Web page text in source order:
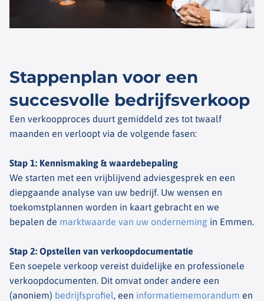
Stappenplan voor een
succesvolle bedrijfsverkoop
Een verkoopproces duurt gemiddeld zes tot twaalf
maanden en verloopt via de volgende fasen:
Stap 1: Kennismaking & waardebepaling
We starten met een vrijblijvend adviesgesprek en een
diepgaande analyse van uw bedrijf. Uw wensen en
toekomstplannen worden in kaart gebracht en we
bepalen de marktwaarde van uw onderneming in Emmen.
Stap 2: Opstellen van verkoopdocumentatie
Een soepele verkoop vereist duidelijke en professionele
verkoopdocumenten. Dit omvat onder andere een
(anoniem) bedrijfsprofiel, een informatiememorandum en